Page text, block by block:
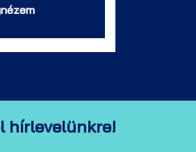
hírlevelünkre!